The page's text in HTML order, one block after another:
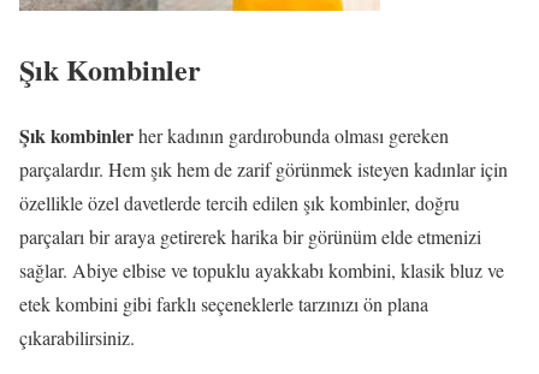
Şık Kombinler
Şık kombinlerher kadının gardırobunda olması gereken
parçalardır. Hem şık hem de zarif görünmek isteyen kadınlar için
özellikle özel davetlerde tercih edilen şık kombinler, doğru
parçaları bir araya getirerek harika bir görünüm elde etmenizi
sağlar. Abiye elbise ve topuklu ayakkabı kombini, klasik bluz ve
etek kombini gibi farklı seçeneklerle tarzınızı ön plana
çıkarabilirsiniz.